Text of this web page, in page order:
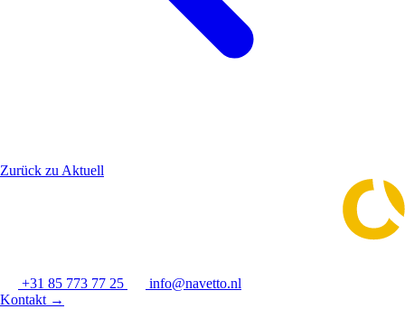
Zurück zu Aktuell
+31 85 773 77 25
info@navetto.nl
Kontakt →